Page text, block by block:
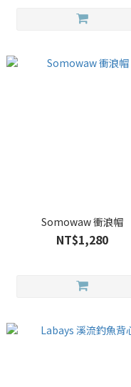
Somowaw 衝浪帽
NT$1,280